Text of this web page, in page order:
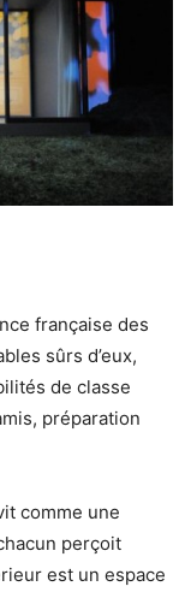
française des
sûrs d’eux,
de classe
préparation
comme une
perçoit
est un espace